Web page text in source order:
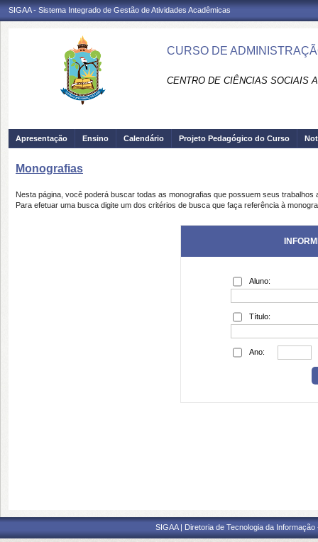
SIGAA - Sistema Integrado de Gestão de Atividades Acadêmicas
CURSO DE
CENTRO DE CIÊNCIAS SOCIAIS
Apresentação Ensino Calendário Projeto Pedagógico do Curso
Monografias
Nesta página, você poderá buscar todas as monografias que possuem seus trabalhos
Para efetuar uma busca digite um dos critérios de busca que faça referência à
Aluno:
Título:
Ano:
SIGAA | Diretoria de Tecnologia da